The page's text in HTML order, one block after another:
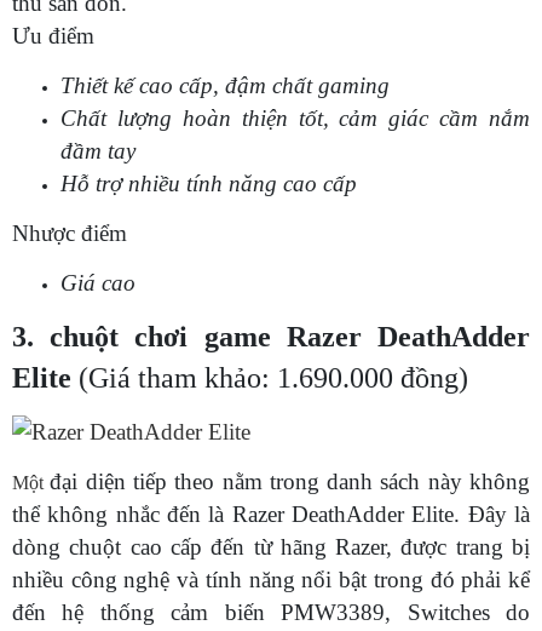
Ưu điểm
Thiết kế cao cấp, đậm chất gaming
Chất lượng hoàn thiện tốt, cảm giác cầm nắm
đầm tay
Hỗ trợ nhiều tính năng cao cấp
Nhược điểm
Giá cao
3. chuột chơi game Razer DeathAdder
Elite (Giá tham khảo: 1.690.000 đồng)
Mộtđại diện tiếp theo nằm trong danh sách này không
thể không nhắc đến là Razer DeathAdder Elite. Đây là
dòng chuột cao cấp đến từ hãng Razer, được trang bị
nhiều công nghệ và tính năng nổi bật trong đó phải kể
đến hệ thống cảm biến PMW3389, Switches do